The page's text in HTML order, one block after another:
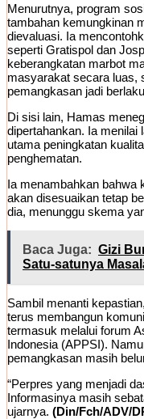
Menurutnya, program
tambahan kemungkinan
dievaluasi. Ia
seperti Gratispol dan
keberangkatan marbot
masyarakat secara luas,
pemangkasan jadi
Di sisi lain, Hamas
dipertahankan. Ia menilai
utama peningkatan
penghematan.
Ia menambahkan bahwa
akan disesuaikan tetap
dia, menunggu skema
Baca Juga: Gizi
Satu-satunya
Sambil menanti
terus membangun
termasuk melalui forum
Indonesia (APPSI).
pemangkasan masih
“Perpres yang menjadi
Informasinya masih
ujarnya. (Din/Fch/ADV/